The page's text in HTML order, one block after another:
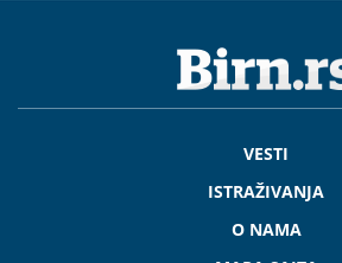
VESTI
ISTRAŽIVANJA
O NAMA